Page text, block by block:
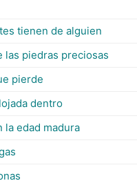
tienen de alguien
las piedras preciosas
pierde
dentro
la edad madura